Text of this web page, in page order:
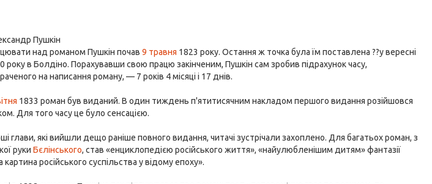
Пушкін
над романом Пушкін почав9 травня 1823 року. Остання ж точка була їм поставлена ??у вересні
року в Болдіно. Порахувавши свою працю закінченим, Пушкін сам зробив підрахунок часу,
на написання роману, — 7 років 4 місяці і 17 днів.
1833 роман був виданий. В один тиждень п'ятитисячним накладом першого видання розійшовся
Для того часу це було сенсацією.
глави, які вийшли дещо раніше повного видання, читачі зустрічали захоплено. Для багатьох роман, з
рукиБєлінського, став «енциклопедією російського життя», «найулюбленішим дитям» фантазії
російського суспільства у відому епоху».